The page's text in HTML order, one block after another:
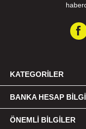
KATEGORILER
BANKA HESAP
ÖNEMLI BILGILER